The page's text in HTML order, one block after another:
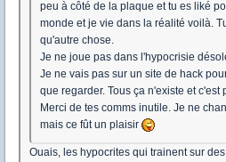
peu à côté de la plaque et tu es liké
monde et je vie dans la réalité voilà.
qu'autre chose.
Je ne joue pas dans l'hypocrisie
Je ne vais pas sur un site de hack
que regarder. Tous ça n'existe et c'est
Merci de tes comms inutile. Je ne
mais ce fût un plaisir
Ouais, les hypocrites qui trainent sur